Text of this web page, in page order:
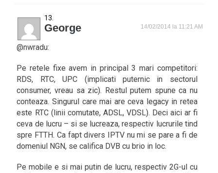
George 14/02/2014 la 11:21 AM
@nwradu:
Pe retele fixe avem in principal 3 mari competitori:
RDS, RTC, UPC (implicati puternic in sectorul
consumer, vreau sa zic). Restul putem spune ca nu
conteaza. Singurul care mai are ceva legacy in retea
este RTC (linii comutate, ADSL, VDSL). Deci aici ar fi
ceva de lucru – si se lucreaza, respectiv lucrurile tind
spre FTTH. Ca fapt divers IPTV nu mi se pare a fi de
domeniul NGN, se califica DVB cu brio in loc.
Pe mobile e si mai putin de lucru, respectiv 2G-ul cu